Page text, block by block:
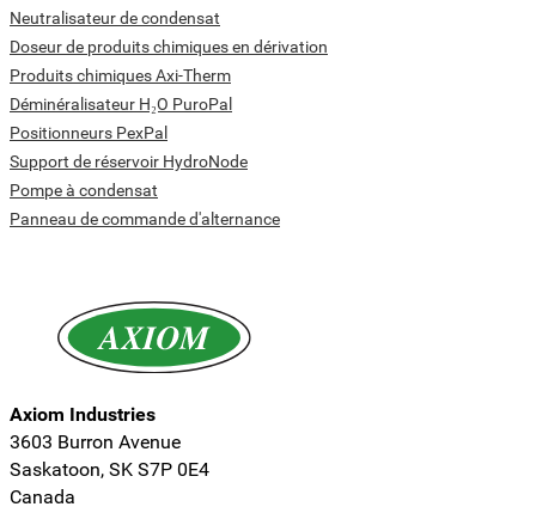
Axiom Industries
3603 Burron Avenue
Saskatoon, SK S7P 0E4
Canada
Neutralisateur de condensat
Doseur de produits chimiques en dérivation
Produits chimiques Axi-Therm
Déminéralisateur H₂O PuroPal
Positionneurs PexPal
Support de réservoir HydroNode
Pompe à condensat
Panneau de commande d'alternance